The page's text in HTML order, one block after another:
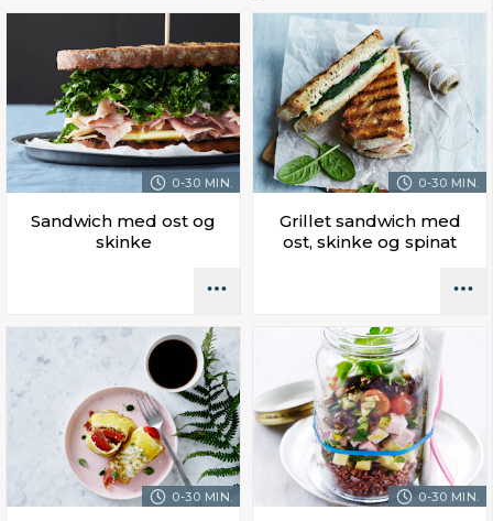
0-30 MIN.
Sandwich med ost og
skinke
0-30 MIN.
Grillet sandwich med
ost, skinke og spinat
0-30 MIN. 0-30 MIN.